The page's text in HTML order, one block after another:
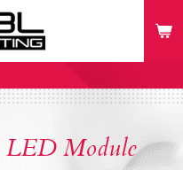
LED Module